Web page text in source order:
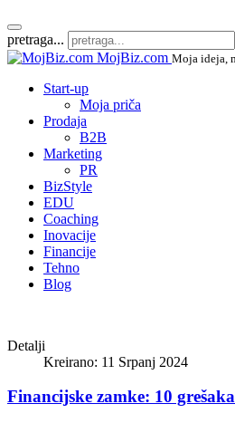
pretraga...
MojBiz.com Moja ideja,
Start-up
Moja priča
Prodaja
B2B
Marketing
PR
BizStyle
EDU
Coaching
Inovacije
Financije
Tehno
Blog
Detalji
Kreirano: 11 Srpanj 2024
Financijske zamke: 10